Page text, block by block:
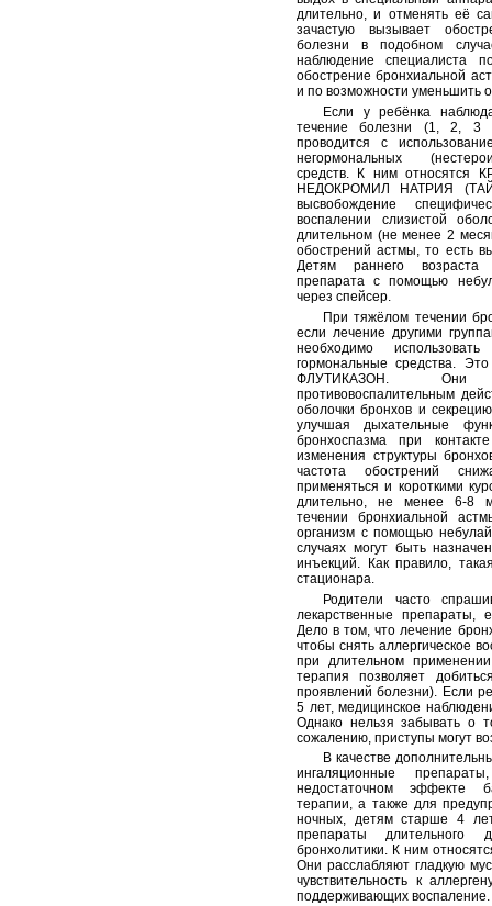
длительно, и отменять её
зачастую вызывает
болезни в подобном
наблюдение специалиста
обострение бронхиальной
и по возможности уменьшить
Если у ребёнка
течение болезни (1, 2, 3
проводится с
негормональных
средств. К ним
НЕДОКРОМИЛ НАТРИЯ
высвобождение
воспалении слизистой
длительном (не менее 2
обострений астмы, то есть
Детям раннего возраста
препарата с помощью
через спейсер.
При тяжёлом течении
если лечение другими
необходимо
гормональные средства.
ФЛУТИКАЗОН. Они
противовоспалительным
оболочки бронхов и
улучшая дыхательные
бронхоспазма при
изменения структуры
частота обострений
применяться и короткими
длительно, не менее 6-8
течении бронхиальной
организм с помощью
случаях могут быть
инъекций. Как правило,
стационара.
Родители часто
лекарственные препараты,
Дело в том, что лечение
чтобы снять аллергическое
при длительном
терапия позволяет
проявлений болезни). Если
5 лет, медицинское
Однако нельзя забывать о
сожалению, приступы могут
В качестве
ингаляционные
недостаточном эффекте
терапии, а также для
ночных, детям старше 4
препараты длительного
бронхолитики. К ним
Они расслабляют гладкую
чувствительность к
поддерживающих воспаление.